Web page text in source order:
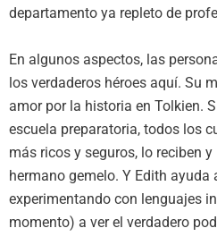
departamento ya repleto de
En algunos aspectos, las
los verdaderos héroes aquí. Su
amor por la historia en Tolkien.
escuela preparatoria, todos los
más ricos y seguros, lo reciben
hermano gemelo. Y Edith ayuda
experimentando con lenguajes
momento) a ver el verdadero